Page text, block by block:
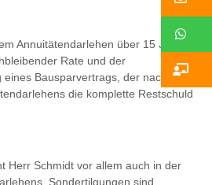
Annuitätendarlehen über 15 Jahre
Rate und der
eines Bausparvertrags, der nach der
die komplette Restschuld
Herr Schmidt vor allem auch in der
Sondertilgungen sind